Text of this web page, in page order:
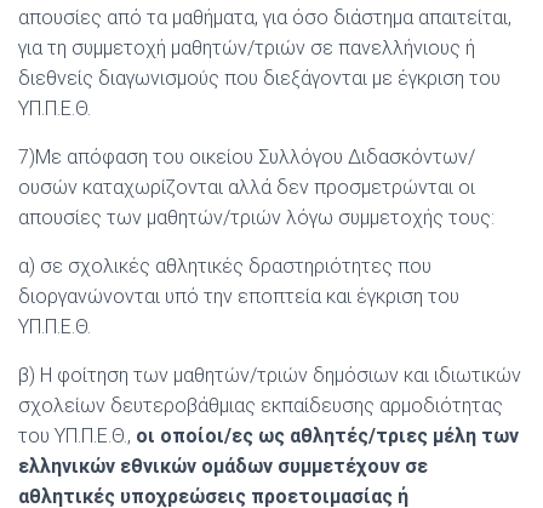
απουσίες από τα μαθήματα, για όσο διάστημα απαιτείται,
για τη συμμετοχή μαθητών/τριών σε πανελλήνιους ή
διεθνείς διαγωνισμούς που διεξάγονται με έγκριση του
ΥΠ.Π.Ε.Θ.
7)Με απόφαση του οικείου Συλλόγου Διδασκόντων/
ουσών καταχωρίζονται αλλά δεν προσμετρώνται οι
απουσίες των μαθητών/τριών λόγω συμμετοχής τους:
α) σε σχολικές αθλητικές δραστηριότητες που
διοργανώνονται υπό την εποπτεία και έγκριση του
ΥΠ.Π.Ε.Θ.
β) Η φοίτηση των μαθητών/τριών δημόσιων και ιδιωτικών
σχολείων δευτεροβάθμιας εκπαίδευσης αρμοδιότητας
του ΥΠ.Π.Ε.Θ., οι οποίοι/ες ως αθλητές/τριες μέλη των
ελληνικών εθνικών ομάδων συμμετέχουν σε
αθλητικές υποχρεώσεις προετοιμασίας ή